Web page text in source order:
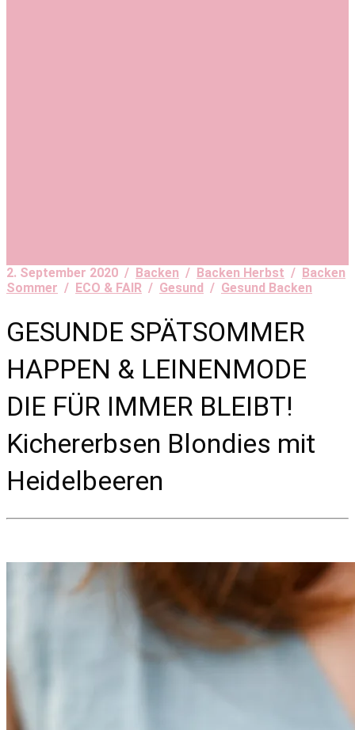
2. September 2020 / Backen / Backen Herbst / Backen
Sommer / ECO & FAIR / Gesund / Gesund Backen
GESUNDE SPÄTSOMMER
HAPPEN & LEINENMODE
DIE FÜR IMMER BLEIBT!
Kichererbsen Blondies mit
Heidelbeeren